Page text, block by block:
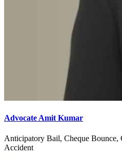
Advocate Amit Kumar
Anticipatory Bail, Cheque
Accident